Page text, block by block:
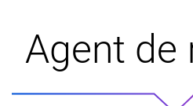
Agent de